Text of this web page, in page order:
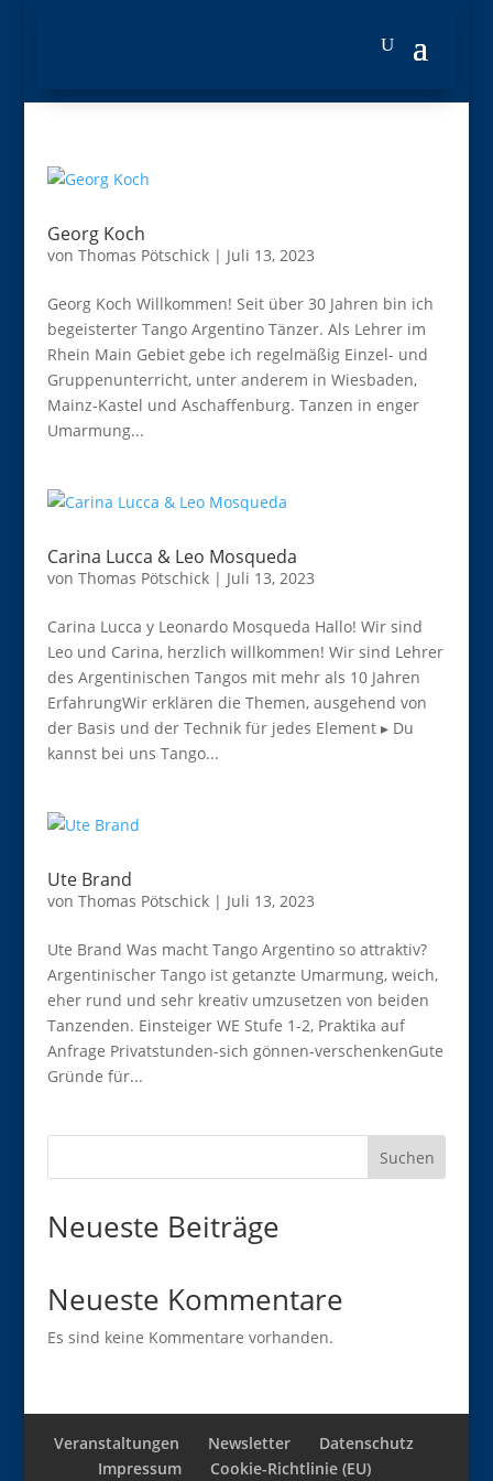
Georg Koch
von Thomas Pötschick| Juli 13, 2023
Georg Koch Willkommen! Seit über 30 Jahren bin ich
be­geis­terter Tango Argen­tino Tänzer. Als Lehrer im
Rhein Main Gebiet gebe ich regel­mäßig Einzel- und
Gruppen­unterricht, unter anderem in Wies­baden,
Mainz-Kastel und Aschaf­fenburg. Tanzen in enger
Um­armung...
Carina Lucca & Leo Mosqueda
von Thomas Pötschick| Juli 13, 2023
Carina Lucca y Leonardo Mosqueda Hallo! Wir sind
Leo und Carina, herzlich willkommen! Wir sind Lehrer
des Argentinischen Tangos mit mehr als 10 Jahren
ErfahrungWir erklären die Themen, ausgehend von
der Basis und der Technik für jedes Element ▸ Du
kannst bei uns Tango...
Ute Brand
von Thomas Pötschick| Juli 13, 2023
Ute Brand Was macht Tango Argentino so attraktiv?
Argentinischer Tango ist getanzte Umarmung, weich,
eher rund und sehr kreativ umzusetzen von beiden
Tanzenden. Einsteiger WE Stufe 1-2, Praktika auf
Anfrage Privatstunden-sich gönnen-verschenkenGute
Gründe für...
Suchen
Neueste Beiträge
Neueste Kommentare
Es sind keine Kommentare vorhanden.
Veranstaltungen Newsletter
Datenschutz
Impressum
Cookie-Richtlinie (EU)